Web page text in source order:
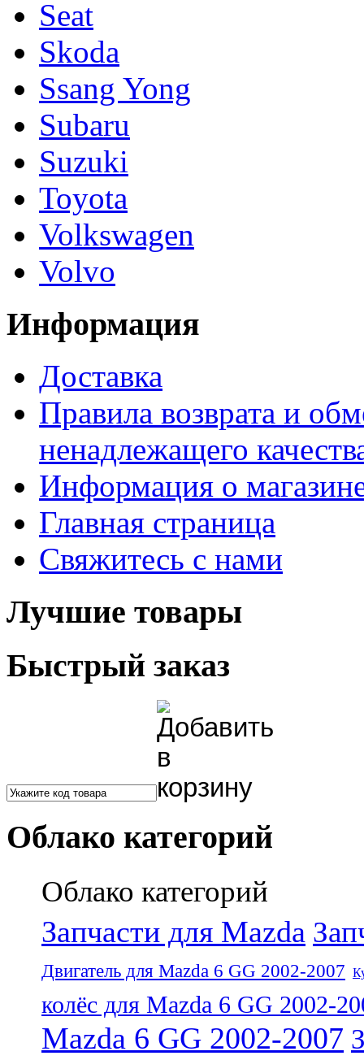
Seat
Skoda
Ssang Yong
Subaru
Suzuki
Toyota
Volkswagen
Volvo
Информация
Доставка
Правила возврата и
ненадлежащего
Информация о
Главная страница
Свяжитесь с нами
Лучшие товары
Быстрый заказ
Облако категорий
Облако категорий
Запчасти для Mazda
Двигатель для Mazda 6 GG 2002-2007
колёс для Mazda 6 GG 2002-
Mazda 6 GG 2002-2007